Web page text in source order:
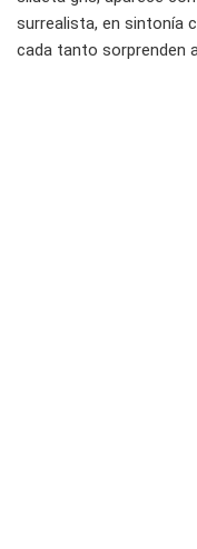
surrealista, en sintonía
cada tanto sorprenden